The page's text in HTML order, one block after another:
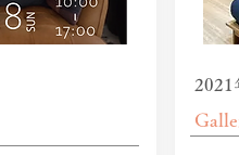
2021